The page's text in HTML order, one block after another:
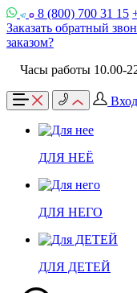
8 (800) 700 31 15
Заказать обратный
заказом?
Часы работы 10.00-
Вход
ДЛЯ НЕЁ
ДЛЯ НЕГО
ДЛЯ ДЕТЕЙ